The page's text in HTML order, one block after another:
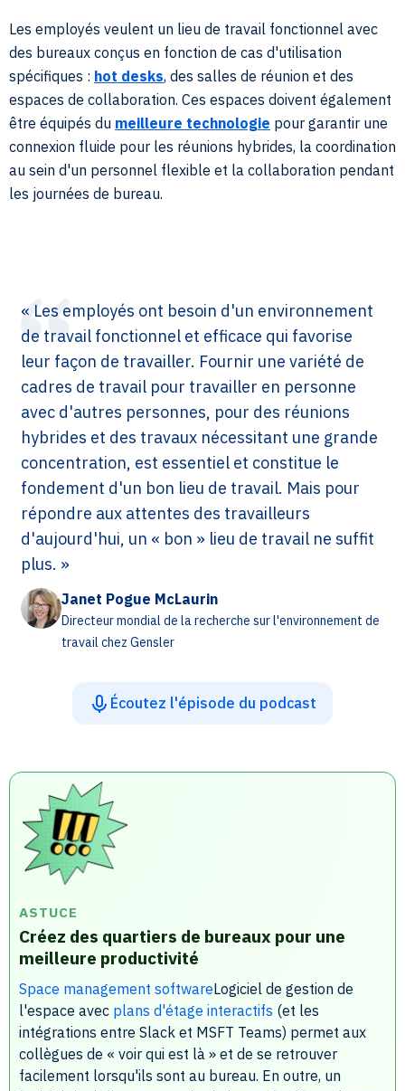
Les employés veulent un lieu de travail fonctionnel avec
des bureaux conçus en fonction de cas d'utilisation
spécifiques : hot desks, des salles de réunion et des
espaces de collaboration. Ces espaces doivent également
être équipés du meilleure technologie pour garantir une
connexion fluide pour les réunions hybrides, la coordination
au sein d'un personnel flexible et la collaboration pendant
les journées de bureau.
« Les employés ont besoin d'un environnement
de travail fonctionnel et efficace qui favorise
leur façon de travailler. Fournir une variété de
cadres de travail pour travailler en personne
avec d'autres personnes, pour des réunions
hybrides et des travaux nécessitant une grande
concentration, est essentiel et constitue le
fondement d'un bon lieu de travail. Mais pour
répondre aux attentes des travailleurs
d'aujourd'hui, un « bon » lieu de travail ne suffit
plus. »
Janet Pogue McLaurin
Directeur mondial de la recherche sur l'environnement de
travail chez Gensler
Écoutez l'épisode du podcast
ASTUCE
Créez des quartiers de bureaux pour une
meilleure productivité
Space management softwareLogiciel de gestion de
l'espace avec plans d'étage interactifs (et les
intégrations entre Slack et MSFT Teams) permet aux
collègues de « voir qui est là » et de se retrouver
facilement lorsqu'ils sont au bureau. En outre, un